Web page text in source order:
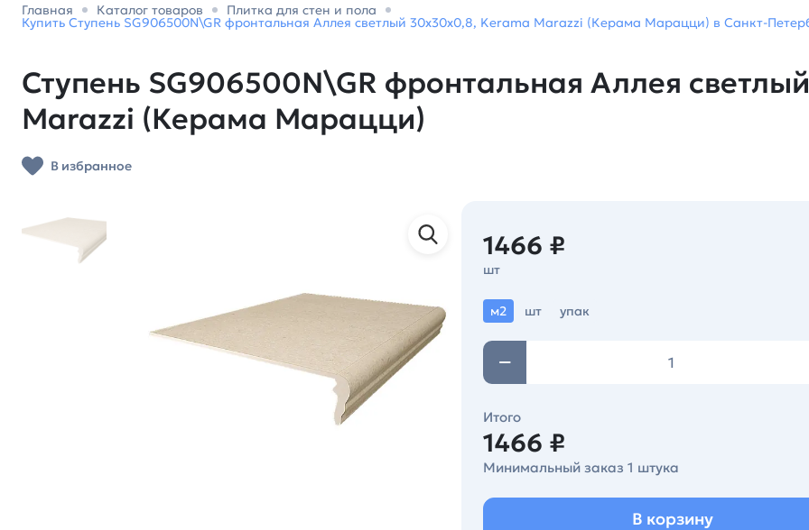
Главная Каталог товаров Плитка для стен и пола
Купить Ступень SG906500N\GR фронтальная Аллея светлый 30x30x0,8, Kerama Marazzi (Керама Марацци) в Санкт-
Ступень SG906500N\GR фронтальная Аллея
Marazzi (Керама Марацци)
В избранное
1466 ₽
шт
м2 шт упак
Итого
1466 ₽
Минимальный заказ 1 штука
В корзину